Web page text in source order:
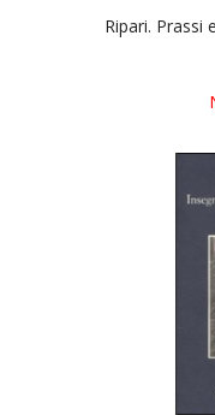
Ripari. Prassi